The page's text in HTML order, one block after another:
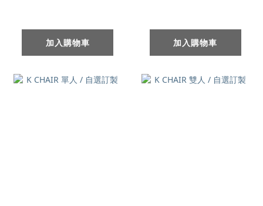
加入購物車 加入購物車